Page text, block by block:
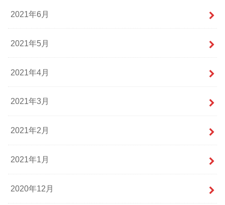
2021年6月
2021年5月
2021年4月
2021年3月
2021年2月
2021年1月
2020年12月